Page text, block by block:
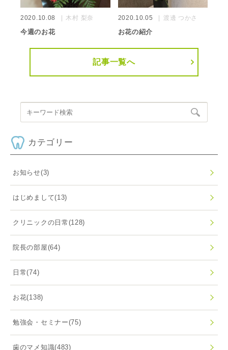
2020.10.08 木村 梨奈
今週のお花
2020.10.05 渡邊 つかさ
お花の紹介
記事一覧へ
カテゴリー
お知らせ(3)
はじめまして(13)
クリニックの日常(128)
院長の部屋(64)
日常(74)
お花(138)
勉強会・セミナー(75)
歯のマメ知識(483)